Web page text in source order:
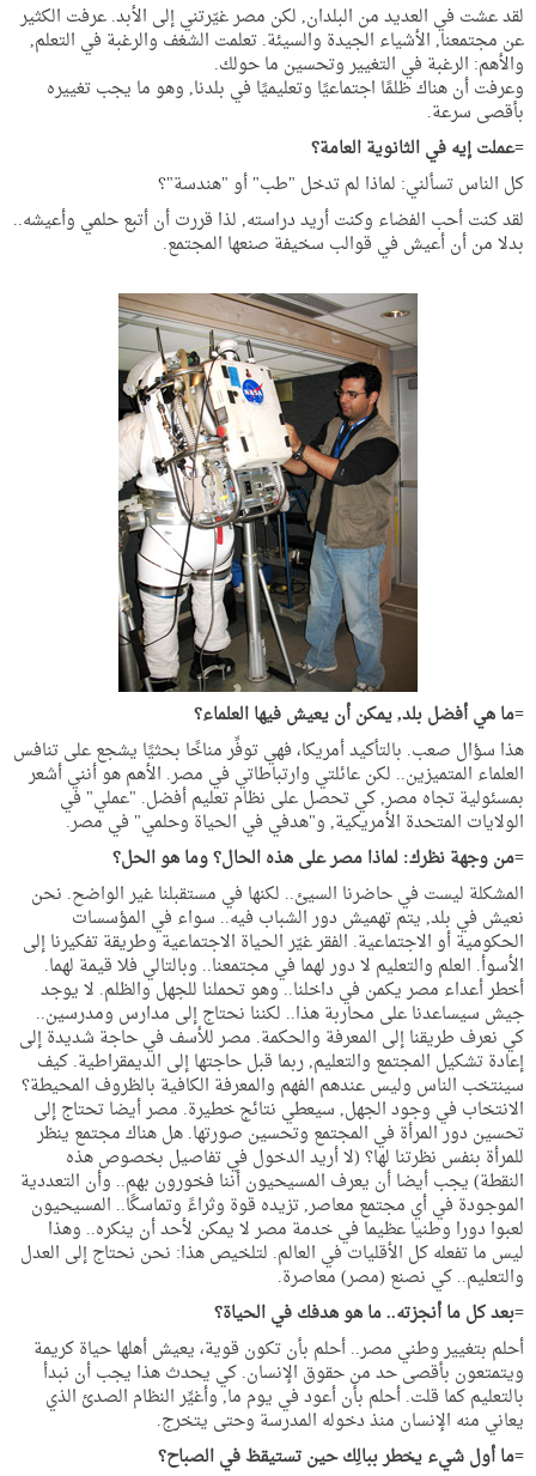
لقد عشت في العديد من البلدان, لكن مصر غيّرتني إلى الأبد. عرفت الكثير
عن مجتمعنا, الأشياء الجيدة والسيئة. تعلمت الشغف والرغبة في التعلم,
والأهم: الرغبة في التغيير وتحسين ما حولك.
وعرفت أن هناك ظلمًا اجتماعيًا وتعليميًا في بلدنا, وهو ما يجب تغييره
بأقصى سرعة.
=عملت إيه في الثانوية العامة؟
كل الناس تسألني: لماذا لم تدخل "طب" أو "هندسة"؟
لقد كنت أحب الفضاء وكنت أريد دراسته, لذا قررت أن أتبع حلمي وأعيشه..
بدلا من أن أعيش في قوالب سخيفة صنعها المجتمع.
=ما هي أفضل بلد, يمكن أن يعيش فيها العلماء؟
هذا سؤال صعب. بالتأكيد أمريكا، فهي توفِّر مناخًا بحثيًا يشجع على تنافس
العلماء المتميزين.. لكن عائلتي وارتباطاتي في مصر. الأهم هو أنني أشعر
بمسئولية تجاه مصر, كي تحصل على نظام تعليم أفضل. "عملي" في
الولايات المتحدة الأمريكية, و"هدفي في الحياة وحلمي" في مصر.
=من وجهة نظرك: لماذا مصر على هذه الحال؟ وما هو الحل؟
المشكلة ليست في حاضرنا السيئ.. لكنها في مستقبلنا غير الواضح. نحن
نعيش في بلد, يتم تهميش دور الشباب فيه.. سواء في المؤسسات
الحكومية أو الاجتماعية. الفقر غيّر الحياة الاجتماعية وطريقة تفكيرنا إلى
الأسوأ. العلم والتعليم لا دور لهما في مجتمعنا.. وبالتالي فلا قيمة لهما.
أخطر أعداء مصر يكمن في داخلنا.. وهو تحملنا للجهل والظلم. لا يوجد
جيش سيساعدنا على محاربة هذا.. لكننا نحتاج إلى مدارس ومدرسين..
كي نعرف طريقنا إلى المعرفة والحكمة. مصر للأسف في حاجة شديدة إلى
إعادة تشكيل المجتمع والتعليم, ربما قبل حاجتها إلى الديمقراطية. كيف
سينتخب الناس وليس عندهم الفهم والمعرفة الكافية بالظروف المحيطة؟
الانتخاب في وجود الجهل, سيعطي نتائج خطيرة. مصر أيضا تحتاج إلى
تحسين دور المرأة في المجتمع وتحسين صورتها. هل هناك مجتمع ينظر
للمرأة بنفس نظرتنا لها؟ (لا أريد الدخول في تفاصيل بخصوص هذه
النقطة) يجب أيضا أن يعرف المسيحيون أننا فخورون بهم.. وأن التعددية
الموجودة في أي مجتمع معاصر, تزيده قوة وثراءً وتماسكًا.. المسيحيون
لعبوا دورا وطنيا عظيما في خدمة مصر لا يمكن لأحد أن ينكره.. وهذا
ليس ما تفعله كل الأقليات في العالم. لتلخيص هذا: نحن نحتاج إلى العدل
والتعليم.. كي نصنع (مصر) معاصرة.
=بعد كل ما أنجزته.. ما هو هدفك في الحياة؟
أحلم بتغيير وطني مصر.. أحلم بأن تكون قوية، يعيش أهلها حياة كريمة
ويتمتعون بأقصى حد من حقوق الإنسان. كي يحدث هذا يجب أن نبدأ
بالتعليم كما قلت. أحلم بأن أعود في يوم ما, وأغيِّر النظام الصدئ الذي
يعاني منه الإنسان منذ دخوله المدرسة وحتى يتخرج.
=ما أول شيء يخطر ببالِك حين تستيقظ في الصباح؟